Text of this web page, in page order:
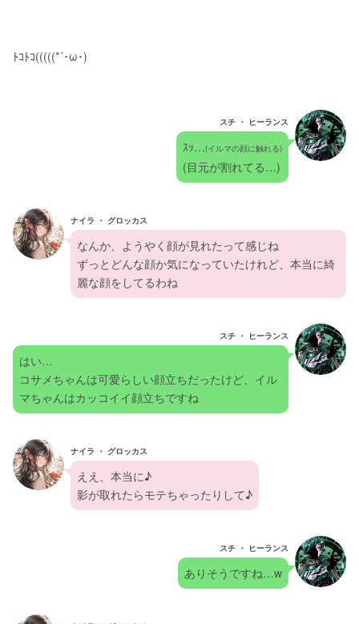
ﾄｺﾄｺ(((((*´･ω･)
スチ ・ ヒーランス
ｽｯ…(イルマの顔に触れる)
(目元が割れてる…)
ナイラ ・ グロッカス
なんか、ようやく顔が見れたって感じね
ずっとどんな顔か気になっていたけれど、本当に綺
麗な顔をしてるわね
スチ ・ ヒーランス
はい…
コサメちゃんは可愛らしい顔立ちだったけど、イル
マちゃんはカッコイイ顔立ちですね
ナイラ ・ グロッカス
ええ、本当に♪
影が取れたらモテちゃったりして♪
スチ ・ ヒーランス
ありそうですね…w